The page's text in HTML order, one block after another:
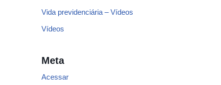
Vida previdenciária – Vídeos
Vídeos
Meta
Acessar